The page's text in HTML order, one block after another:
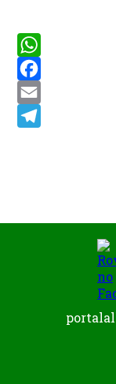
WhatsApp
Facebook
Email